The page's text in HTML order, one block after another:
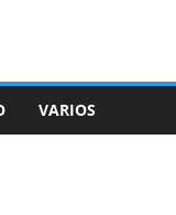
VARIOS